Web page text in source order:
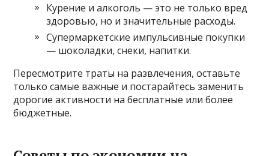
Курение и алкоголь — это не только вред
здоровью, но и значительные расходы.
Супермаркетские импульсивные покупки
— шоколадки, снеки, напитки.
Пересмотрите траты на развлечения, оставьте
только самые важные и постарайтесь заменить
дорогие активности на бесплатные или более
бюджетные.